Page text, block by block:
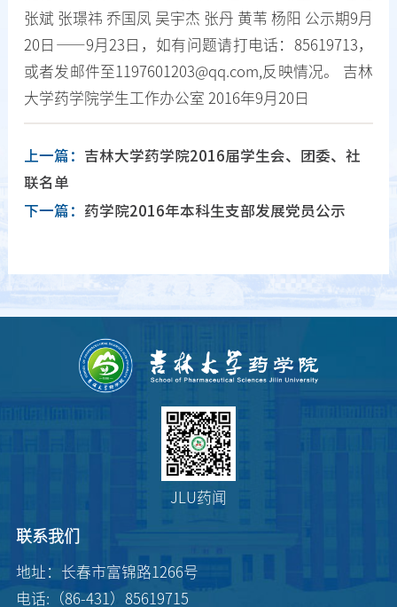
张斌 张璟祎 乔国凤 吴宇杰 张丹 黄苇 杨阳 公示期9月
20日——9月23日，如有问题请打电话：85619713，
或者发邮件至1197601203@qq.com,反映情况。 吉林
大学药学院学生工作办公室 2016年9月20日
上一篇： 吉林大学药学院2016届学生会、团委、社
联名单
下一篇： 药学院2016年本科生支部发展党员公示
JLU药闻
联系我们
地址：长春市富锦路1266号
电话:（86-431）85619715